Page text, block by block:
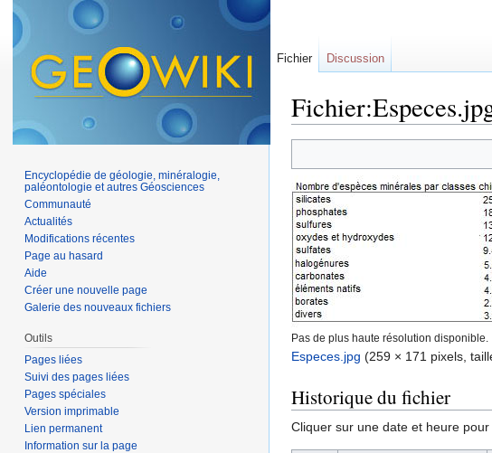
Pas de plus haute résolution disponible.
Especes.jpg (259 × 171 pixels,
Historique du fichier
Cliquer sur une date et heure
Fichier Discussion
Encyclopédie de géologie, minéralogie,
paléontologie et autres Géosciences
Communauté
Actualités
Modifications récentes
Page au hasard
Aide
Créer une nouvelle page
Galerie des nouveaux fichiers
Outils
Pages liées
Suivi des pages liées
Pages spéciales
Version imprimable
Lien permanent
Information sur la page